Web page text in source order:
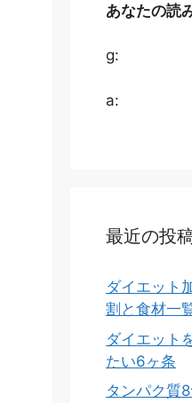
あなたの読
g:
a:
最近の投
ダイエット
割と食材一
ダイエット
たい6ヶ条
タンパク質